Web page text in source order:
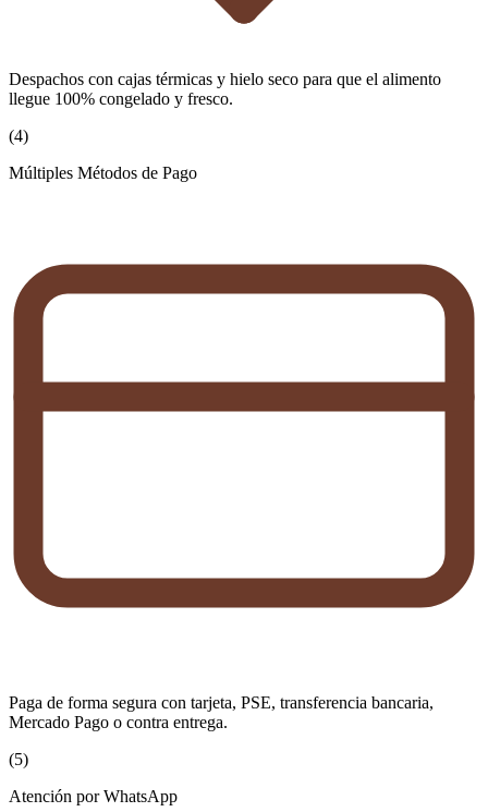
Despachos con cajas térmicas y hielo seco para que el alimento
llegue 100% congelado y fresco.
(4)
Múltiples Métodos de Pago
Paga de forma segura con tarjeta, PSE, transferencia bancaria,
Mercado Pago o contra entrega.
(5)
Atención por WhatsApp